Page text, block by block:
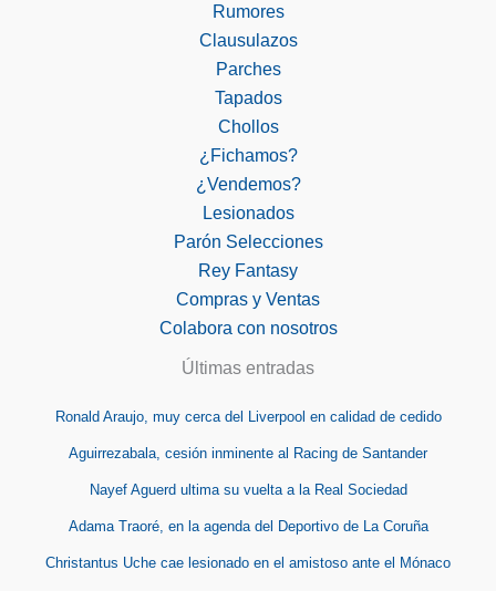
Rumores
Clausulazos
Parches
Tapados
Chollos
¿Fichamos?
¿Vendemos?
Lesionados
Parón Selecciones
Rey Fantasy
Compras y Ventas
Colabora con nosotros
Últimas entradas
Ronald Araujo, muy cerca del Liverpool en calidad de cedido
Aguirrezabala, cesión inminente al Racing de Santander
Nayef Aguerd ultima su vuelta a la Real Sociedad
Adama Traoré, en la agenda del Deportivo de La Coruña
Christantus Uche cae lesionado en el amistoso ante el Mónaco